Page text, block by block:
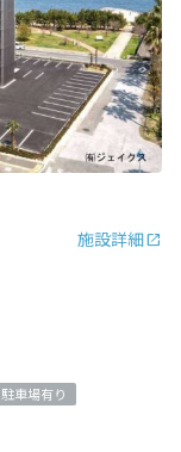
施設詳細
駐車場有り